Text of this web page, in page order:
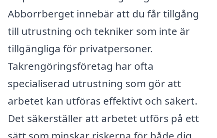
Abborrberget innebär att du får tillgång
till utrustning och tekniker som inte är
tillgängliga för privatpersoner.
Takrengöringsföretag har ofta
specialiserad utrustning som gör att
arbetet kan utföras effektivt och säkert.
Det säkerställer att arbetet utförs på ett